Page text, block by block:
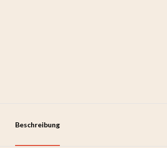
Beschreibung